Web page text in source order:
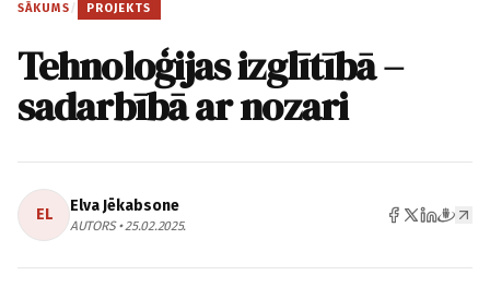
SĀKUMS / PROJEKTS
Tehnoloģijas izglītībā –
sadarbībā ar nozari
EL Elva Jēkabsone
AUTORS • 25.02.2025.